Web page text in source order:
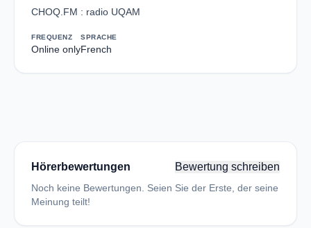
CHOQ.FM : radio UQAM
FREQUENZ
Online only
SPRACHE
French
Hörerbewertungen Bewertung schreiben
Noch keine Bewertungen. Seien Sie der Erste, der seine
Meinung teilt!